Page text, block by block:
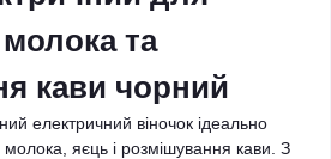
та
кави чорний
електричний віночок ідеально
яєць і розмішування кави. З